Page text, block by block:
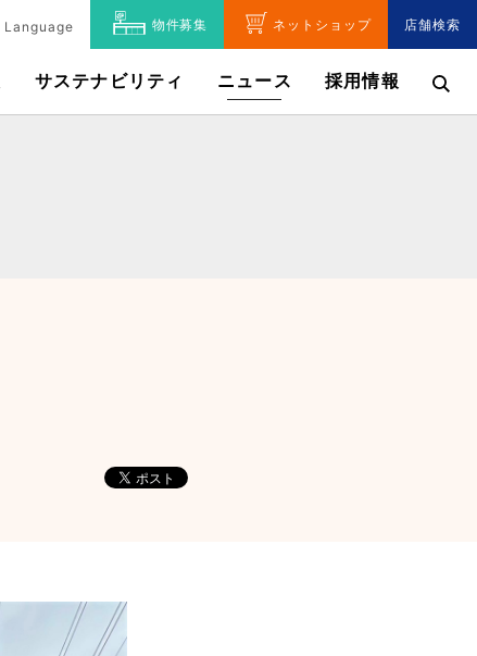
Language 物件募集 ネットショップ 店舗検索
サステナビリティ ニュース 採用情報